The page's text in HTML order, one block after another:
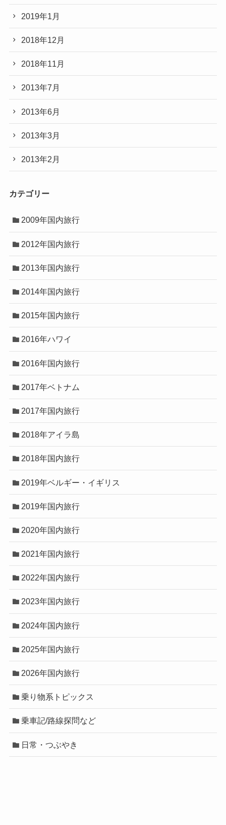
2019年1月
2018年12月
2018年11月
2013年7月
2013年6月
2013年3月
2013年2月
カテゴリー
2009年国内旅行
2012年国内旅行
2013年国内旅行
2014年国内旅行
2015年国内旅行
2016年ハワイ
2016年国内旅行
2017年ベトナム
2017年国内旅行
2018年アイラ島
2018年国内旅行
2019年ベルギー・イギリス
2019年国内旅行
2020年国内旅行
2021年国内旅行
2022年国内旅行
2023年国内旅行
2024年国内旅行
2025年国内旅行
2026年国内旅行
乗り物系トピックス
乗車記/路線探問など
日常・つぶやき